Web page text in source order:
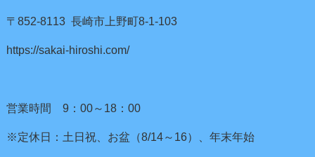
〒852-8113 長崎市上野町8-1-103
https://sakai-hiroshi.com/
営業時間 9：00～18：00
※定休日：土日祝、お盆（8/14～16）、年末年始